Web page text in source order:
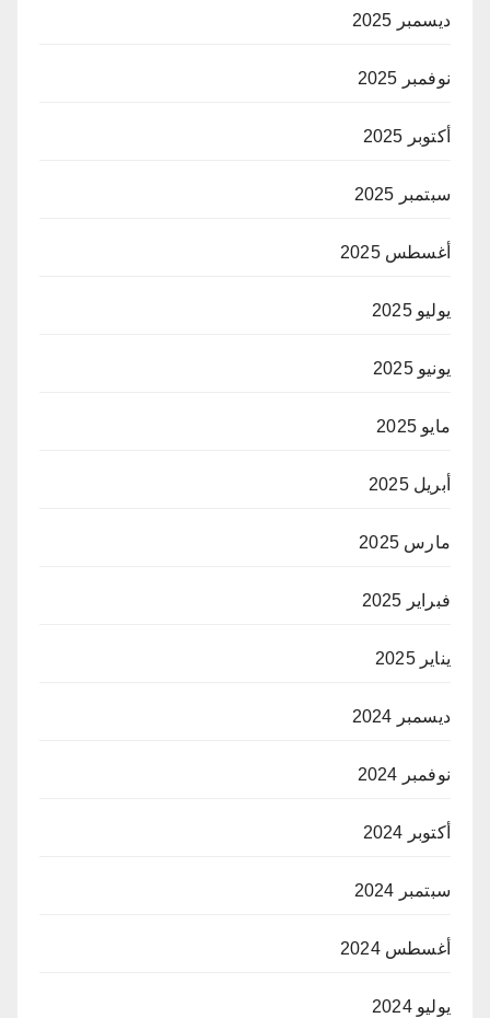
ديسمبر 2025
نوفمبر 2025
أكتوبر 2025
سبتمبر 2025
أغسطس 2025
يوليو 2025
يونيو 2025
مايو 2025
أبريل 2025
مارس 2025
فبراير 2025
يناير 2025
ديسمبر 2024
نوفمبر 2024
أكتوبر 2024
سبتمبر 2024
أغسطس 2024
يوليو 2024